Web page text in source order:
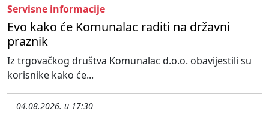
Servisne informacije
Evo kako će Komunalac raditi na državni
praznik
Iz trgovačkog društva Komunalac d.o.o. obavijestili su
korisnike kako će...
04.08.2026. u 17:30